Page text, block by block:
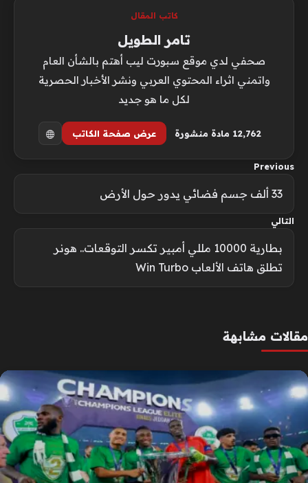
كاتب المقال
تامر الطويل
صحفي لدي موقع سبورت ليب أهتم بالشأن العام
واتمني اثراء المحتوي العربي ونشر الأخبار الحصرية
لكل ما هو جديد
12٬762 مادة منشورة عرض صفحة الكاتب
Previous
33 ألف جسم فضائي يدور حول الأرض
التالي
بطارية 10000 مللي أمبير تكسر التوقعات.. هونر
تطلق هاتف الألعاب Win Turbo
مقالات مشابهة